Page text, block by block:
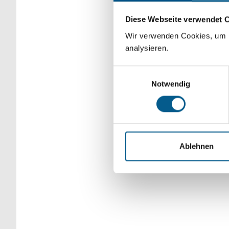
Diese Webseite verwendet
Wir verwenden Cookies,
analysieren.
Notwendig
Ablehnen
Bitte Suchbegriff
verfeinert werden.